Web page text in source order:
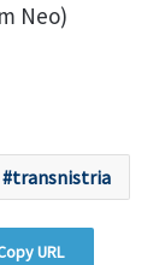
Neo)
transnistria
URL